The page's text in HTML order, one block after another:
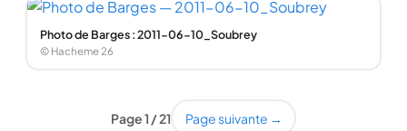
Photo de Barges : 2011-06-10_Soubrey
© Hacheme 26
Page 1 / 21 Page suivante →